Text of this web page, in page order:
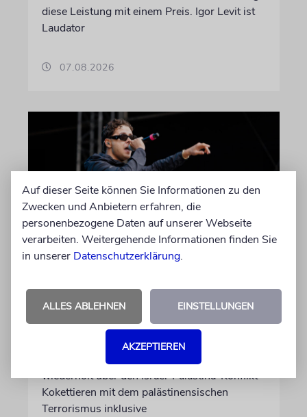
diese Leistung mit einem Preis. Igor Levit ist
Laudator
07.08.2026
HIPHOP
Palestine« als
Verkaufsschlager
Auf seinem neuen Album »Lounge Musik«
rappt der Berliner Musiker Pashanim
wiederholt über den Israel-Palästina-Konflikt –
Kokettieren mit dem palästinensischen
Terrorismus inklusive
Auf dieser Seite können Sie Informationen zu den
Zwecken und Anbietern erfahren, die
personenbezogene Daten auf unserer Webseite
verarbeiten. Weitergehende Informationen finden Sie
in unserer Datenschutzerklärung.
ALLES ABLEHNEN EINSTELLUNGEN
AKZEPTIEREN